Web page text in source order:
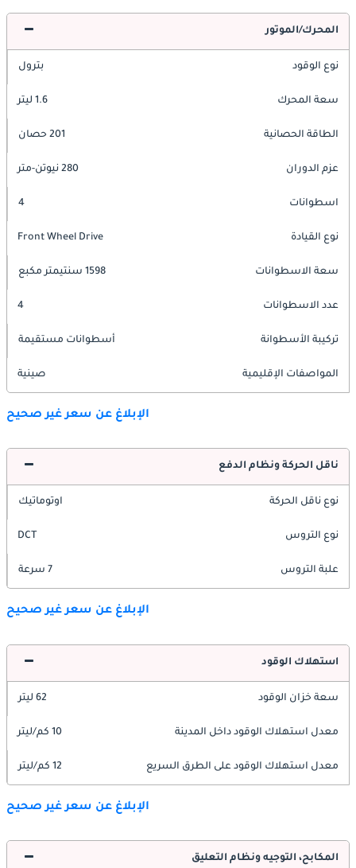
المحرك/الموتور
نوع الوقود بترول
سعة المحرك 1.6 ليتر
الطاقة الحصانية 201 حصان
عزم الدوران 280 نيوتن-متر
اسطوانات 4
نوع القيادة Front Wheel Drive
سعة الاسطوانات 1598 سنتيمتر مكبع
عدد الاسطوانات 4
تركيبة الأسطوانة أسطوانات مستقيمة
المواصفات الإقليمية صينية
الإبلاغ عن سعر غير صحيح
ناقل الحركة ونظام الدفع
نوع ناقل الحركة اوتوماتيك
نوع التروس DCT
علبة التروس 7 سرعة
الإبلاغ عن سعر غير صحيح
استهلاك الوقود
سعة خزان الوقود 62 ليتر
معدل استهلاك الوقود داخل المدينة 10 كم/ليتر
معدل استهلاك الوقود على الطرق السريع 12 كم/ليتر
الإبلاغ عن سعر غير صحيح
المكابح، التوجيه ونظام التعليق